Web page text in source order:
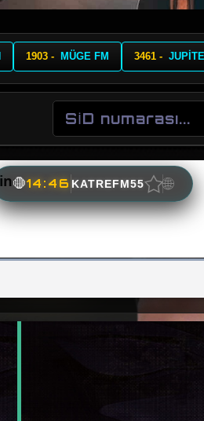
1903 - MÜGE FM 3461 -
🛑14:45 KATREFM55★🌐